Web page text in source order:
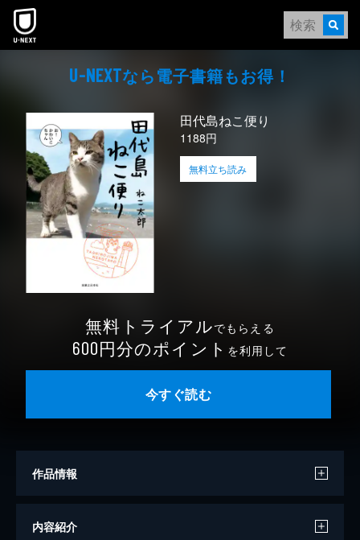
本文へスキップ
U-NEXTなら電⼦書籍もお得！
田代島ねこ便り
1188円
無料立ち読み
無料トライアルでもらえる
600円分のポイント を利用して
今すぐ読む
作品情報
著者
内容紹介